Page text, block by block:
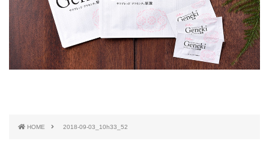
HOME 2018-09-03_10h33_52